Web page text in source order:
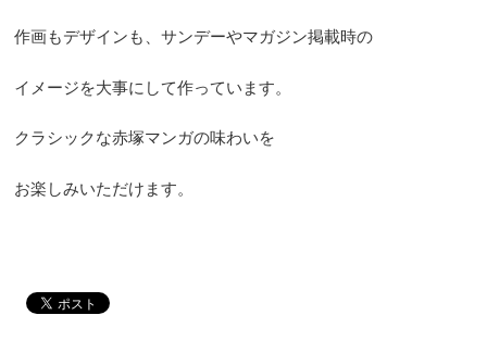
作画もデザインも、サンデーやマガジン掲載時の
イメージを大事にして作っています。
クラシックな赤塚マンガの味わいを
お楽しみいただけます。